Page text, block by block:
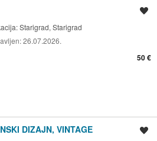
Starigrad, Starigrad
26.07.2026.
50 €
DIZAJN, VINTAGE